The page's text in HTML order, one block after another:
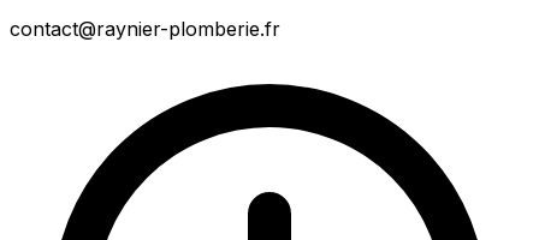
contact@raynier-plomberie.fr